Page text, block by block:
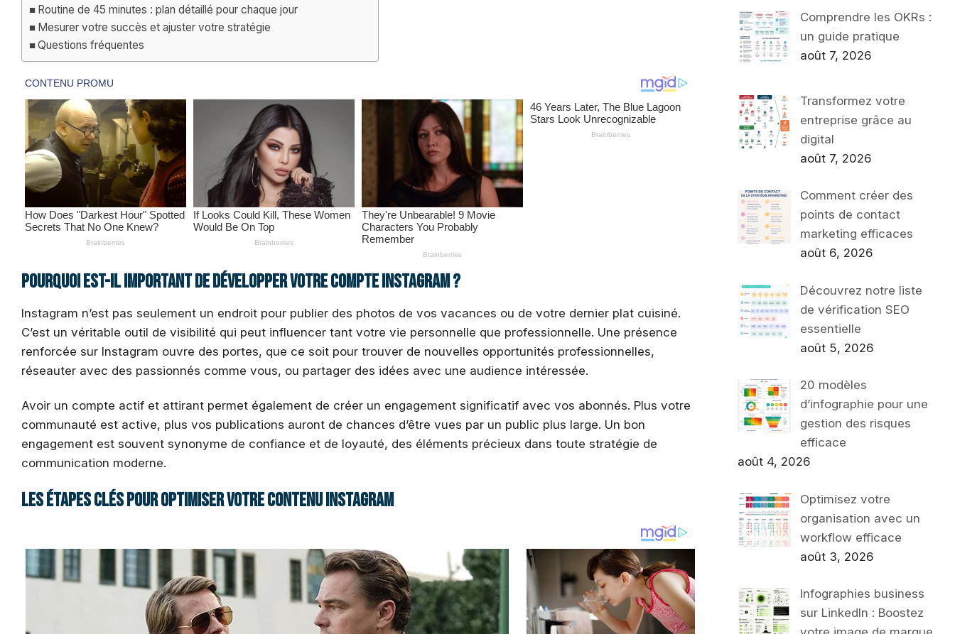
Routine de 45 minutes : plan détaillé pour chaque jour
Mesurer votre succès et ajuster votre stratégie
Questions fréquentes
Pourquoi est-il important de développer votre compte Instagram ?
Instagram n’est pas seulement un endroit pour publier des photos de vos vacances ou de votre dernier plat cuisiné.
C’est un véritable outil de visibilité qui peut influencer tant votre vie personnelle que professionnelle. Une présence
renforcée sur Instagram ouvre des portes, que ce soit pour trouver de nouvelles opportunités professionnelles,
réseauter avec des passionnés comme vous, ou partager des idées avec une audience intéressée.
Avoir un compte actif et attirant permet également de créer un engagement significatif avec vos abonnés. Plus votre
communauté est active, plus vos publications auront de chances d’être vues par un public plus large. Un bon
engagement est souvent synonyme de confiance et de loyauté, des éléments précieux dans toute stratégie de
communication moderne.
Les étapes clés pour optimiser votre contenu Instagram
Comprendre les OKRs :
un guide pratique
août 7, 2026
Transformez votre
entreprise grâce au
digital
août 7, 2026
Comment créer des
points de contact
marketing efficaces
août 6, 2026
Découvrez notre liste
de vérification SEO
essentielle
août 5, 2026
20 modèles
d’infographie pour une
gestion des risques
efficace
août 4, 2026
Optimisez votre
organisation avec un
workflow efficace
août 3, 2026
Infographies business
sur LinkedIn : Boostez